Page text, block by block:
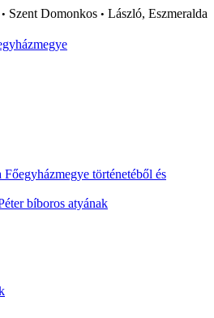
• Szent Domonkos • László, Eszmeralda
történetéből és
bíboros atyának